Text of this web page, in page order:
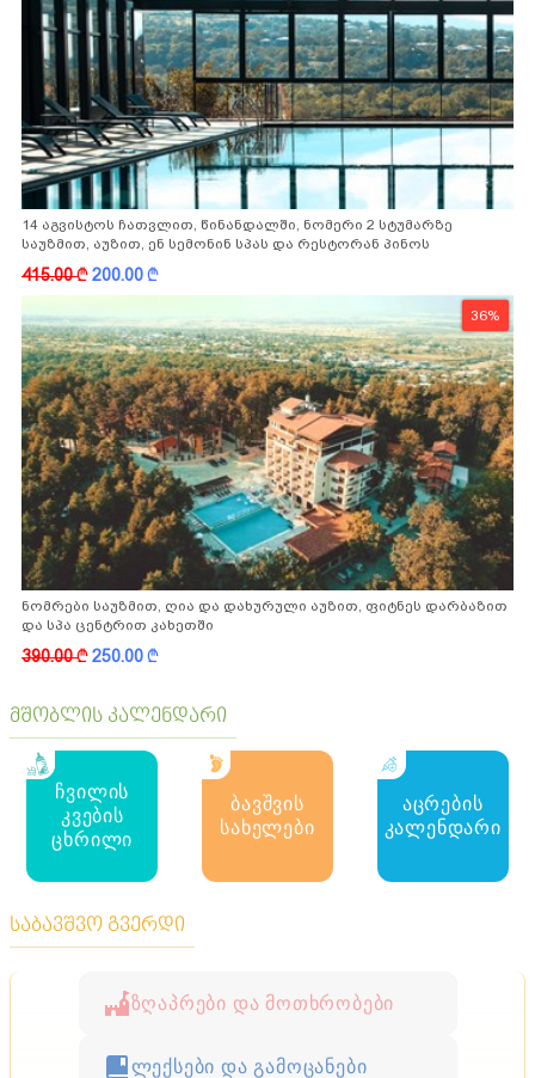
14 აგვისტოს ჩათვლით, წინანდალში, ნომერი 2 სტუმარზე
საუზმით, აუზით, ენ სემონინ სპას და რესტორან პინოს
ფასდაკლებით
415.00k200.00k
36%
ნომრები საუზმით, ღია და დახურული აუზით, ფიტნეს დარბაზით
და სპა ცენტრით კახეთში
390.00k250.00k
მშობლის კალენდარი
ჩვილის
კვების
ცხრილი
ბავშვის
სახელები
აცრების
კალენდარი
საბავშვო გვერდი
ზღაპრები და მოთხრობები
ლექსები და გამოცანები